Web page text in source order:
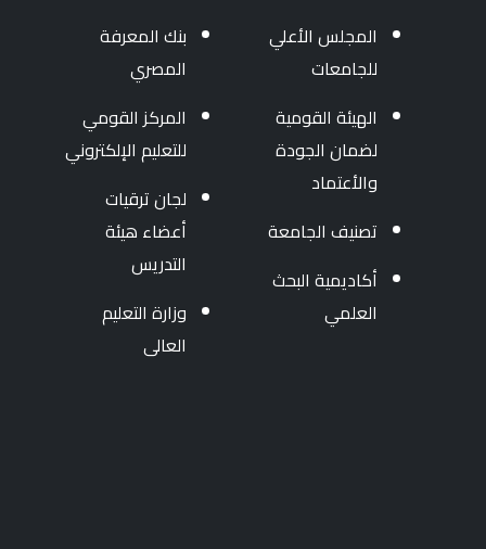
المجلس الأعلي
للجامعات
الهيئة القومية
لضمان الجودة
والأعتماد
تصنيف الجامعة
أكاديمية البحث
العلمي
بنك المعرفة
المصري
المركز القومي
للتعليم الإلكتروني
لجان ترقيات
أعضاء هيئة
التدريس
وزارة التعليم
العالى